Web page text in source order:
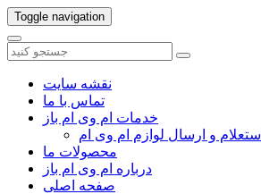
Toggle navigation
نقشه سایت
تماس با ما
خدمات ام وی ام باز
استعلام و ارسال لوازم ام وی ام
محصولات ما
درباره ام وی ام باز
صفحه اصلی